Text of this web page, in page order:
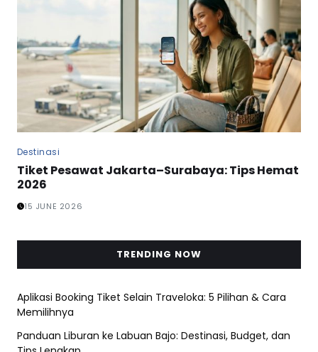
Destinasi
Tiket Pesawat Jakarta–Surabaya: Tips Hemat
2026
15 JUNE 2026
TRENDING NOW
Aplikasi Booking Tiket Selain Traveloka: 5 Pilihan & Cara
Memilihnya
Panduan Liburan ke Labuan Bajo: Destinasi, Budget, dan